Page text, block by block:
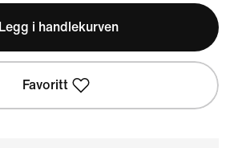
Legg i handlekurven
Favoritt